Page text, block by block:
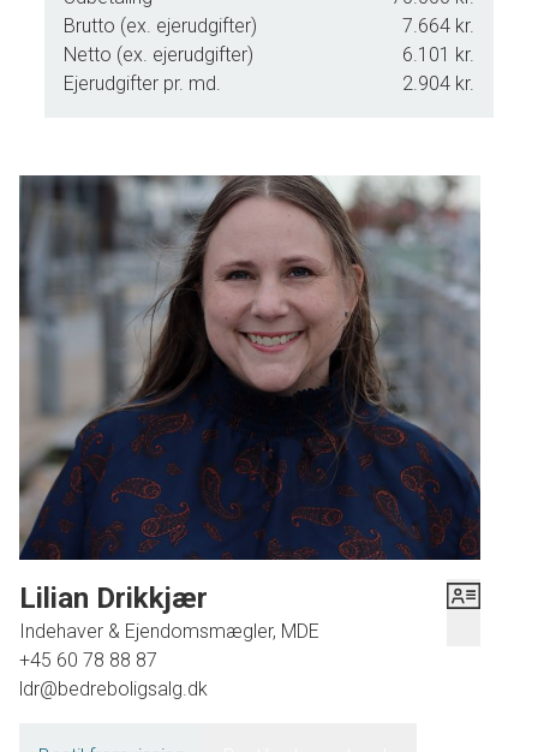
Brutto (ex. ejerudgifter)
7.664 kr.
Netto (ex. ejerudgifter)
6.101 kr.
Ejerudgifter pr. md.
2.904 kr.
Lilian Drikkjær
Indehaver & Ejendomsmægler, MDE
+45 60 78 88 87
ldr@bedreboligsalg.dk